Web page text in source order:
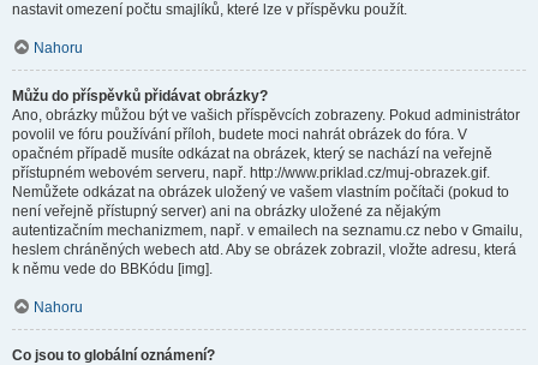
nastavit omezení počtu smajlíků, které lze v příspěvku použít.
Nahoru
Můžu do příspěvků přidávat obrázky?
Ano, obrázky můžou být ve vašich příspěvcích zobrazeny. Pokud administrátor
povolil ve fóru používání příloh, budete moci nahrát obrázek do fóra. V
opačném případě musíte odkázat na obrázek, který se nachází na veřejně
přístupném webovém serveru, např. http://www.priklad.cz/muj-obrazek.gif.
Nemůžete odkázat na obrázek uložený ve vašem vlastním počítači (pokud to
není veřejně přístupný server) ani na obrázky uložené za nějakým
autentizačním mechanizmem, např. v emailech na seznamu.cz nebo v Gmailu,
heslem chráněných webech atd. Aby se obrázek zobrazil, vložte adresu, která
k němu vede do BBKódu [img].
Nahoru
Co jsou to globální oznámení?